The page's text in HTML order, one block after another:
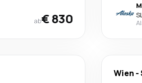
ab€ 830
Wien -